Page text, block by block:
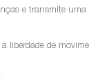
e transmite uma
liberdade de